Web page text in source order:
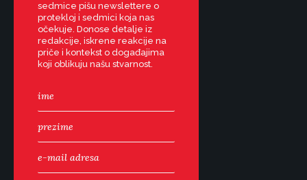
sedmice pišu newslettere o
protekloj i sedmici koja nas
očekuje. Donose detalje iz
redakcije, iskrene reakcije na
priče i kontekst o događajima
koji oblikuju našu stvarnost.